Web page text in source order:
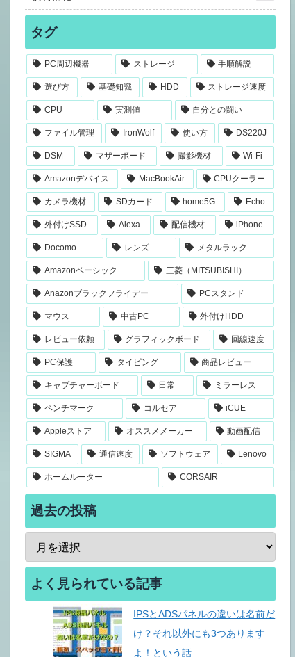
タグ
PC周辺機器 ストレージ 手順解説
選び方 基礎知識 HDD ストレージ速度
CPU 実測値 自分との闘い
ファイル管理 IronWolf 使い方 DS220J
DSM マザーボード 撮影機材 Wi-Fi
Amazonデバイス MacBookAir CPUクーラー
カメラ機材 SDカード home5G Echo
外付けSSD Alexa 配信機材 iPhone
Docomo レンズ メタルラック
Amazonベーシック 三菱（MITSUBISHI）
Anazonブラックフライデー PCスタンド
マウス 中古PC 外付けHDD
レビュー依頼 グラフィックボード 回線速度
PC保護 タイピング 商品レビュー
キャプチャーボード 日常 ミラーレス
ベンチマーク コルセア iCUE
Appleストア オススメメーカー 動画配信
SIGMA 通信速度 ソフトウェア Lenovo
ホームルーター CORSAIR
過去の投稿
よく見られている記事
IPSとADSパネルの違いは名前だ
け？それ以外にも3つあります
よ！という話